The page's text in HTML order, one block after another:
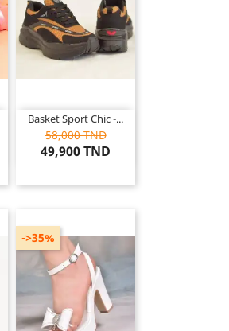
Basket Sport Chic -...
58,000 TND
49,900 TND
->35%